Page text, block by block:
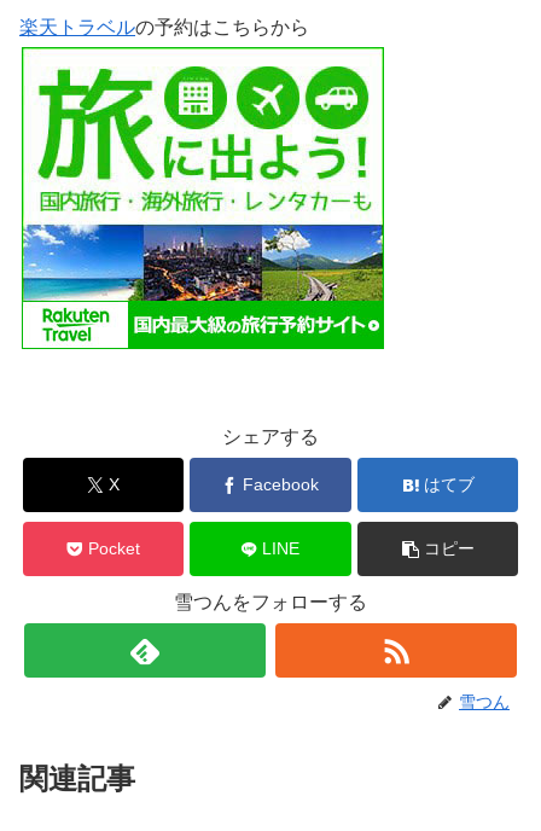
楽天トラベルの予約はこちらから
シェアする
X Facebook はてブ
Pocket LINE コピー
雪つんをフォローする
雪つん
関連記事